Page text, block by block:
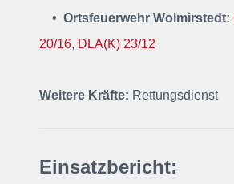
• Ortsfeuerwehr Wolmirstedt:
20/16, DLA(K) 23/12
Weitere Kräfte: Rettungsdienst
Einsatzbericht: